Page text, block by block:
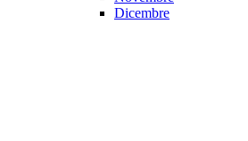
Dicembre